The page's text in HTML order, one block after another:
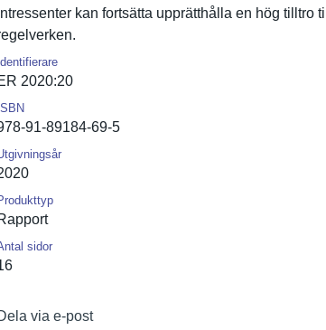
kan fortsätta upprätthål­la en hög tilltro till
Identifierare
2020:20
ISBN
91-89184-69-5
sidor
via e-post